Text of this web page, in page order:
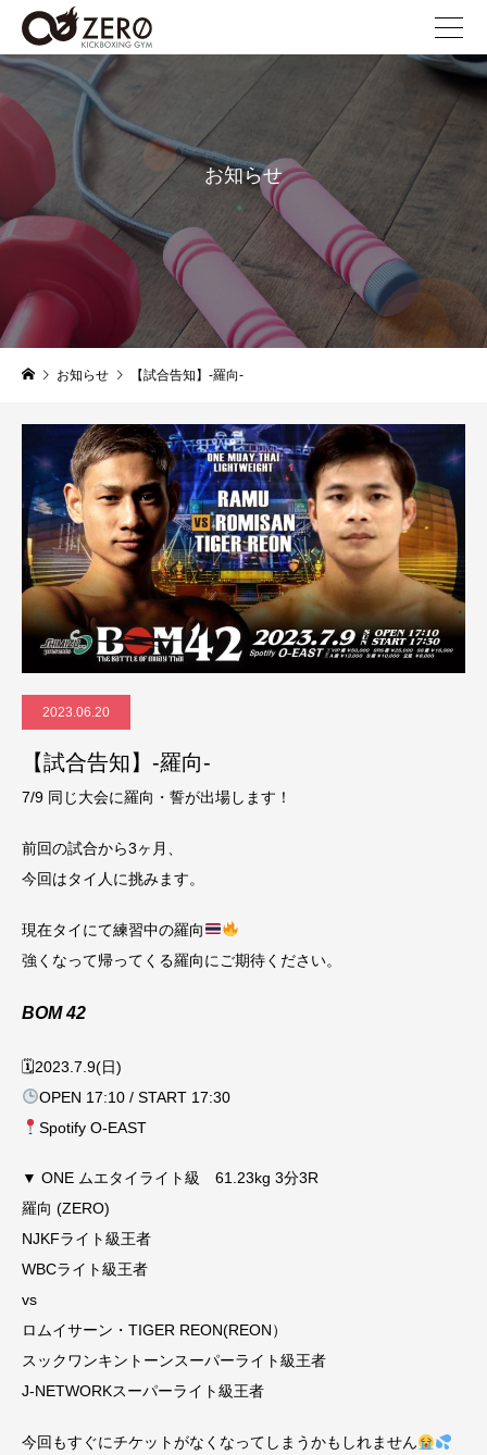
news
お知らせ
お知らせ 【試合告知】-羅向-
2023.06.20
【試合告知】-羅向-
7/9 同じ大会に羅向・誓が出場します！
前回の試合から3ヶ月、
今回はタイ人に挑みます。
現在タイにて練習中の羅向
強くなって帰ってくる羅向にご期待ください。
BOM 42
🗓2023.7.9(日)
OPEN 17:10 / START 17:30
Spotify O-EAST
▼ ONE ムエタイライト級 61.23kg 3分3R
羅向 (ZERO)
NJKFライト級王者
WBCライト級王者
vs
ロムイサーン・TIGER REON(REON）
スックワンキントーンスーパーライト級王者
J-NETWORKスーパーライト級王者
今回もすぐにチケットがなくなってしまうかもしれません